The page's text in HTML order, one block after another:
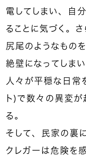
電してしまい、自
ることに気づく。
尻尾のようなもの
絶壁になってしま
人々が平穏な日常
ト）で数々の異変
る。
そして、民家の裏
クレガーは危険を